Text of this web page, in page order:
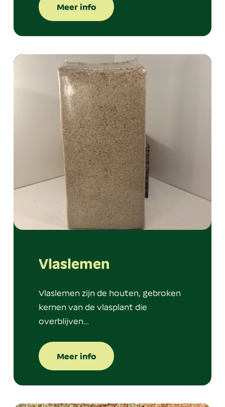
Meer info
Vlaslemen
Vlaslemen zijn de houten, gebroken
kernen van de vlasplant die
overblijven…
Meer info